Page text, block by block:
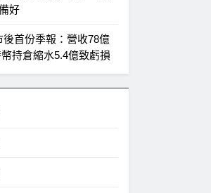
好
後首份季報：營收78億
持倉縮水5.4億致虧損